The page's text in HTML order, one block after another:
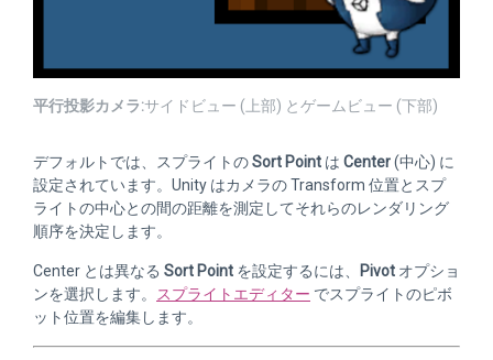
平行投影カメラ:サイドビュー (上部) とゲームビュー (下部)
デフォルトでは、スプライトのSort Point は Center(中心) に
設定されています。Unity はカメラの Transform 位置とスプ
ライトの中心との間の距離を測定してそれらのレンダリング
順序を決定します。
Center とは異なる Sort Point を設定するには、 Pivot オプショ
ンを選択します。 スプライトエディター でスプライトのピボ
ット位置を編集します。